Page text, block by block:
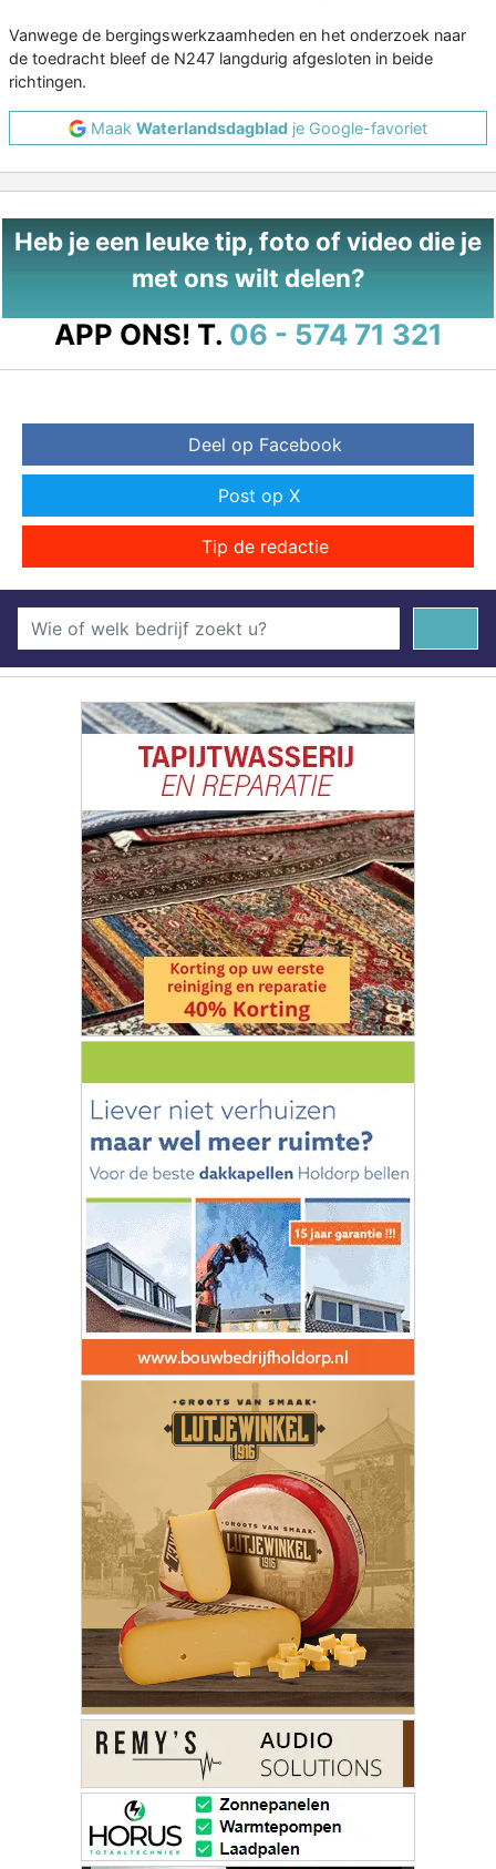
Vanwege de bergingswerkzaamheden en het onderzoek naar
de toedracht bleef de N247 langdurig afgesloten in beide
richtingen.
Maak Waterlandsdagblad je Google-favoriet
Heb je een leuke tip, foto of video die je
met ons wilt delen?
APP ONS! T. 06 - 574 71 321
Deel op Facebook
Post op X
Tip de redactie